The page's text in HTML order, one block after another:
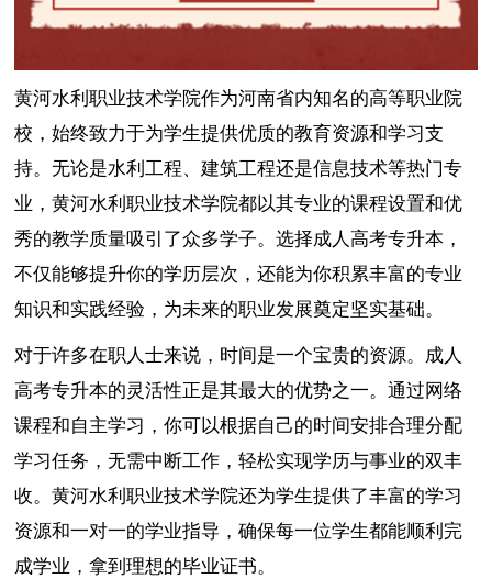
黄河水利职业技术学院作为河南省内知名的高等职业院
校，始终致力于为学生提供优质的教育资源和学习支
持。无论是水利工程、建筑工程还是信息技术等热门专
业，黄河水利职业技术学院都以其专业的课程设置和优
秀的教学质量吸引了众多学子。选择成人高考专升本，
不仅能够提升你的学历层次，还能为你积累丰富的专业
知识和实践经验，为未来的职业发展奠定坚实基础。
对于许多在职人士来说，时间是一个宝贵的资源。成人
高考专升本的灵活性正是其最大的优势之一。通过网络
课程和自主学习，你可以根据自己的时间安排合理分配
学习任务，无需中断工作，轻松实现学历与事业的双丰
收。黄河水利职业技术学院还为学生提供了丰富的学习
资源和一对一的学业指导，确保每一位学生都能顺利完
成学业，拿到理想的毕业证书。